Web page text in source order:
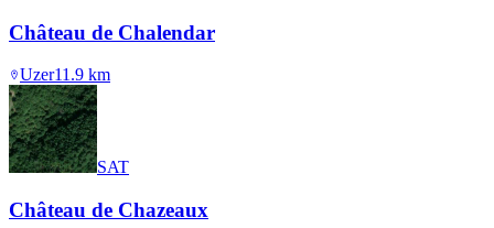
Château de Chalendar
Uzer11.9 km
SAT
Château de Chazeaux